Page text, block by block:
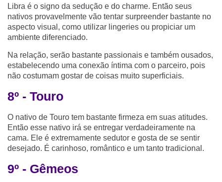
Libra é o signo da sedução e do charme. Então seus
nativos provavelmente vão tentar surpreender bastante no
aspecto visual, como utilizar lingeries ou propiciar um
ambiente diferenciado.
Na relação, serão bastante passionais e também ousados,
estabelecendo uma conexão íntima com o parceiro, pois
não costumam gostar de coisas muito superficiais.
8º - Touro
O nativo de Touro tem bastante firmeza em suas atitudes.
Então esse nativo irá se entregar verdadeiramente na
cama. Ele é extremamente sedutor e gosta de se sentir
desejado. É carinhoso, romântico e um tanto tradicional.
9º - Gêmeos